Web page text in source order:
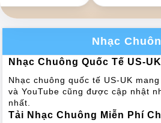
Nhạc
Nhạc Chuông Quốc Tế US-
Nhạc chuông quốc tế US-UK
và YouTube cũng được cập nhật
nhất.
Tải Nhạc Chuông Miễn Phí